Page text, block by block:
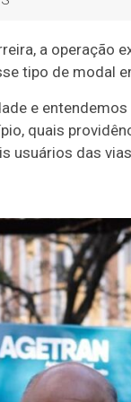
a operação
tipo de modal
e
quais
usuários das